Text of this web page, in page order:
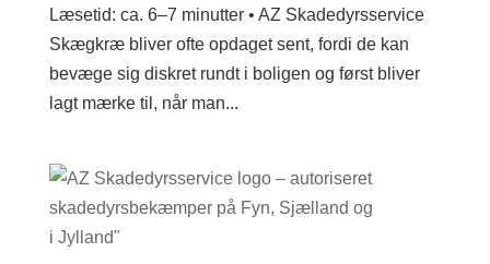
Læsetid: ca. 6–7 minutter • AZ Skadedyrsservice
Skægkræ bliver ofte opdaget sent, fordi de kan
bevæge sig diskret rundt i boligen og først bliver
lagt mærke til, når man...